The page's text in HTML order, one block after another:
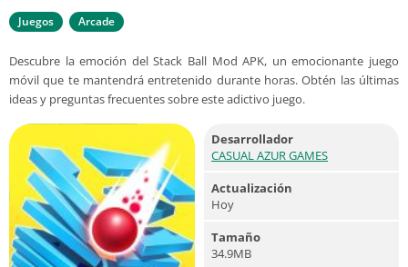
Juegos Arcade
Descubre la emoción del Stack Ball Mod APK, un emocionante juego
móvil que te mantendrá entretenido durante horas. Obtén las últimas
ideas y preguntas frecuentes sobre este adictivo juego.
Desarrollador
CASUAL AZUR GAMES
Actualización
Hoy
Tamaño
34.9MB